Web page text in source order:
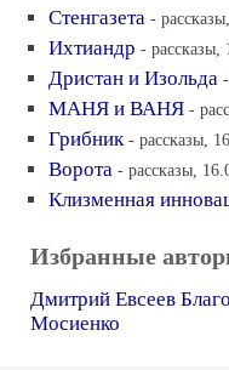
Стенгазета -
Ихтиандр - рассказы,
Дристан и Изольда
МАНЯ и ВАНЯ -
Грибник - рассказы,
Ворота - рассказы,
Клизменная
Избранные
Дмитрий Евсеев
Мосиенко